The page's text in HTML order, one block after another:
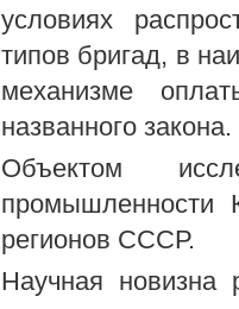
условиях
типов бригад, в
механизме
названного закона.
Объектом
промышленности
регионов СССР.
Научная